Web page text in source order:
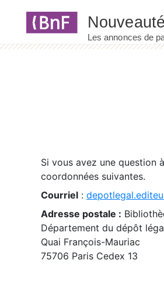
Si vous avez une question
coordonnées suivantes.
Courriel :
Adresse postale :
Département du dépôt
Quai François-Mauriac
75706 Paris Cedex 13